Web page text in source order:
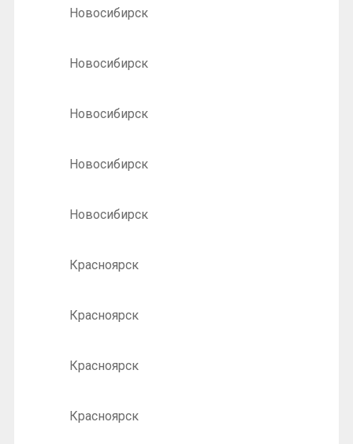
Новосибирск
Новосибирск
Новосибирск
Новосибирск
Новосибирск
Красноярск
Красноярск
Красноярск
Красноярск